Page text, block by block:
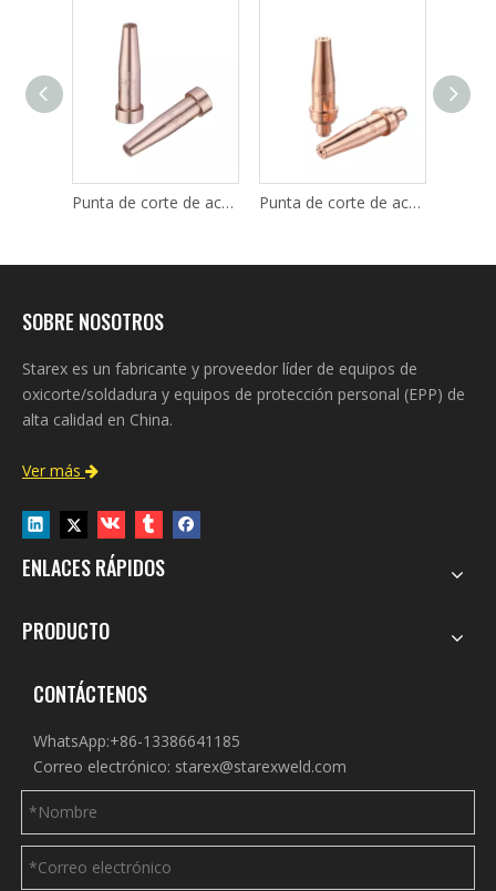
Punta de corte de acetileno Harris 6290 Punta de corte de acetileno de servicio mediano V*Star 3-101
SOBRE NOSOTROS
Starex es un fabricante y proveedor líder de equipos de
oxicorte/soldadura y equipos de protección personal (EPP) de
alta calidad en China.
Ver más 
ENLACES RÁPIDOS
PRODUCTO
CONTÁCTENOS
WhatsApp:+86-13386641185
Correo electrónico: starex@starexweld.com